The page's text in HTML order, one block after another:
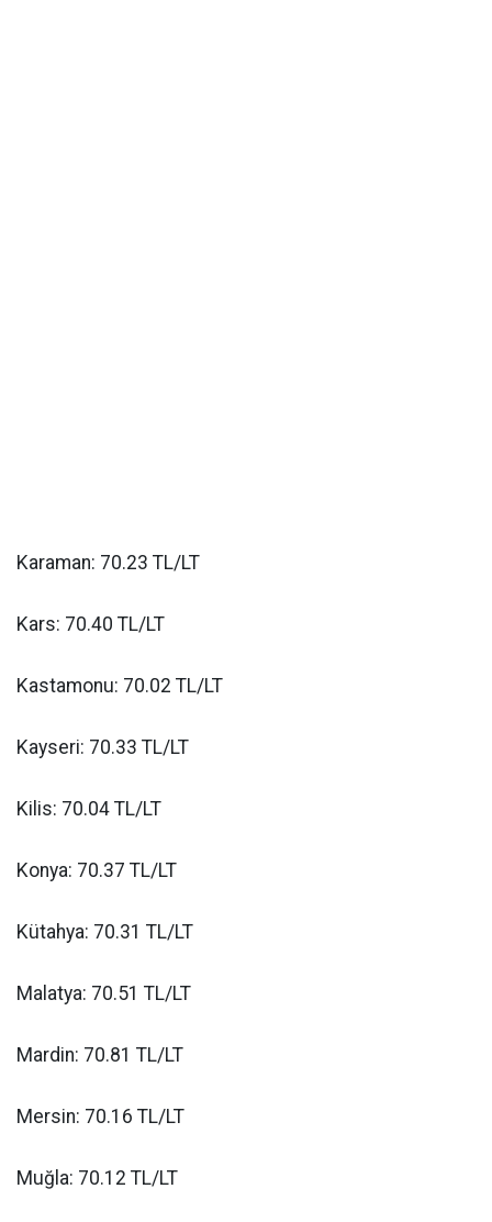
Karaman: 70.23 TL/LT
Kars: 70.40 TL/LT
Kastamonu: 70.02 TL/LT
Kayseri: 70.33 TL/LT
Kilis: 70.04 TL/LT
Konya: 70.37 TL/LT
Kütahya: 70.31 TL/LT
Malatya: 70.51 TL/LT
Mardin: 70.81 TL/LT
Mersin: 70.16 TL/LT
Muğla: 70.12 TL/LT